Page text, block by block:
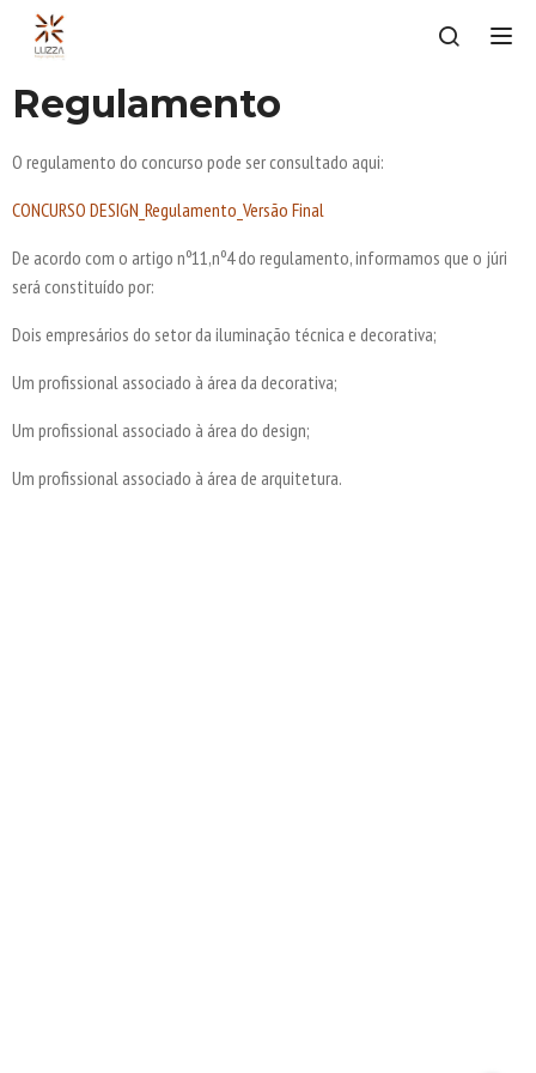
Regulamento
O regulamento do concurso pode ser consultado aqui:
CONCURSO DESIGN_Regulamento_Versão Final
De acordo com o artigo nº11,nº4 do regulamento, informamos que o júri
será constituído por:
Dois empresários do setor da iluminação técnica e decorativa;
Um profissional associado à área da decorativa;
Um profissional associado à área do design;
Um profissional associado à área de arquitetura.